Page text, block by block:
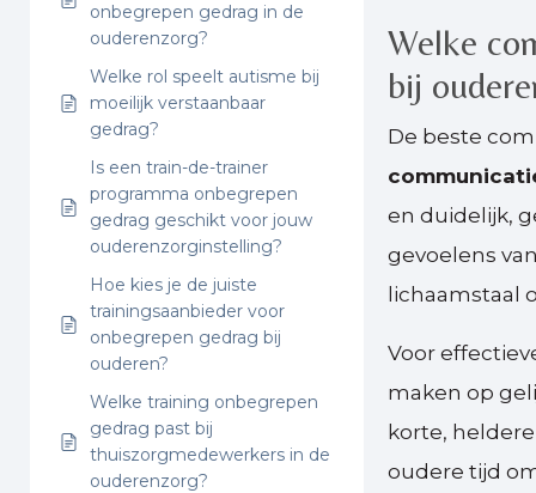
onbegrepen gedrag in de
ouderenzorg?
Welke rol speelt autisme bij
moeilijk verstaanbaar
gedrag?
Is een train-de-trainer
programma onbegrepen
gedrag geschikt voor jouw
ouderenzorginstelling?
Hoe kies je de juiste
trainingsaanbieder voor
onbegrepen gedrag bij
ouderen?
Welke training onbegrepen
gedrag past bij
thuiszorgmedewerkers in de
ouderenzorg?
Welke
bij
De beste
en duidelijk,
gevoelens
lichaamstaal
Voor
maken op
korte,
oudere tijd